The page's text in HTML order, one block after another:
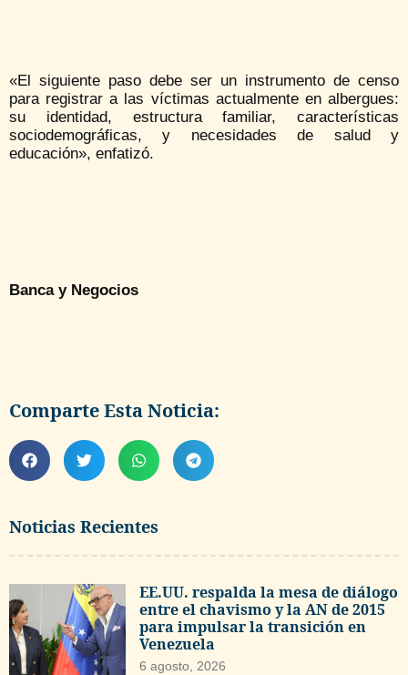
Noticias Recientes
EE.UU. respalda la mesa de diálogo
entre el chavismo y la AN de 2015
para impulsar la transición en
Venezuela
6 agosto, 2026
«El siguiente paso debe ser un instrumento de censo
para registrar a las víctimas actualmente en albergues:
su identidad, estructura familiar, características
sociodemográficas, y necesidades de salud y
educación», enfatizó.
Banca y Negocios
Comparte Esta Noticia: